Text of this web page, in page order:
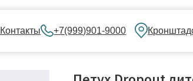
+7(999)901-9000 Кронштадский бульвар,